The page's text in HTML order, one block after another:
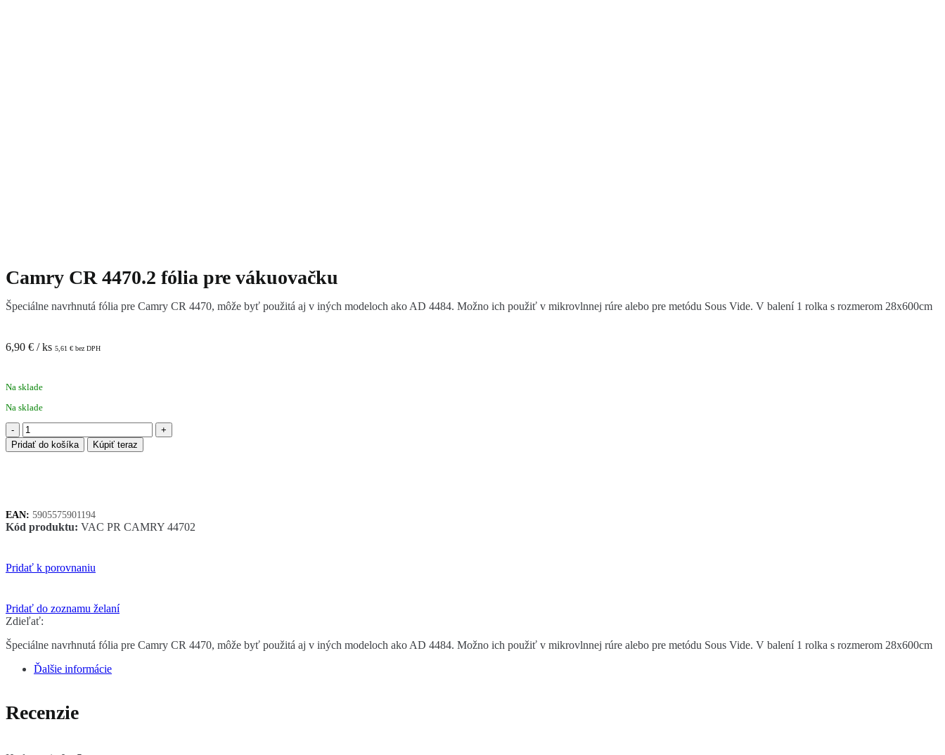
Camry CR 4470.2 fólia pre vákuovačku
Špeciálne navrhnutá fólia pre Camry CR 4470, môže byť použitá aj v iných modeloch ako AD 4484. Možno ich použiť v mikrovlnnej rúre alebo pre metódu Sous Vide. V balení 1 rolka s rozmerom 28x600cm
6,90 € / ks 5,61 € bez DPH
Na sklade
Na sklade
množstvo
Camry
CR
Pridať do košíka Kúpiť teraz
EAN: 5905575901194
Kód produktu: VAC PR CAMRY 44702
Pridať k porovnaniu
Pridať do zoznamu želaní
Zdieľať:
Špeciálne navrhnutá fólia pre Camry CR 4470, môže byť použitá aj v iných modeloch ako AD 4484. Možno ich použiť v mikrovlnnej rúre alebo pre metódu Sous Vide. V balení 1 rolka s rozmerom 28x600cm
Ďalšie informácie
Recenzie